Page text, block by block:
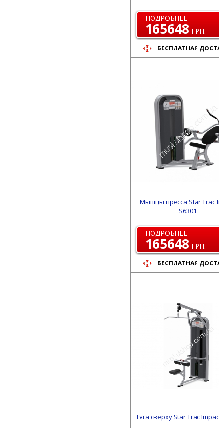
ПОДРОБНЕЕ
165648 ГРН.
БЕСПЛАТНАЯ
Мышцы пресса Star Trac
S6301
ПОДРОБНЕЕ
165648 ГРН.
БЕСПЛАТНАЯ
Тяга сверху Star Trac